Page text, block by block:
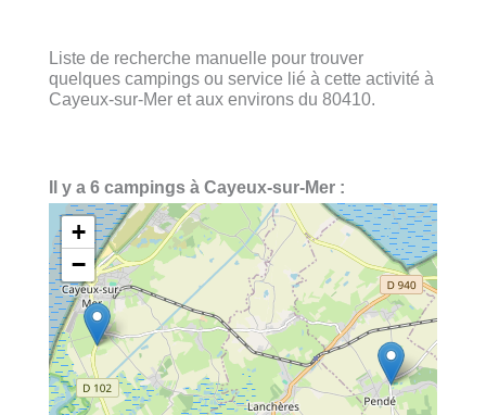
Liste de recherche manuelle pour trouver
quelques campings ou service lié à cette activité à
Cayeux-sur-Mer et aux environs du 80410.
Il y a 6 campings à Cayeux-sur-Mer :
+
−